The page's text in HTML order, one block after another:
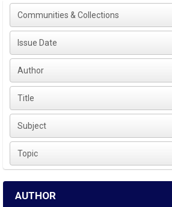
Communities & Collections
Issue Date
Author
Title
Subject
Topic
AUTHOR